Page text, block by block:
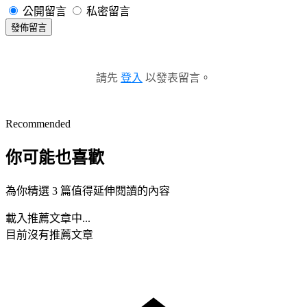
公開留言 私密留言
發佈留言
請先 登入 以發表留言。
Recommended
你可能也喜歡
為你精選 3 篇值得延伸閱讀的內容
載入推薦文章中...
目前沒有推薦文章